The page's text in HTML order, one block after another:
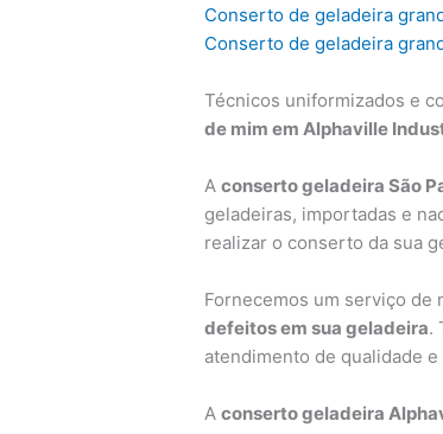
Conserto de geladeira
Conserto de geladeira
Técnicos uniformizados e
de mim em Alphaville
Aconserto geladeira São
geladeiras, importadas e
realizar o conserto da sua
Fornecemos um serviço de
defeitos em sua geladeira.
atendimento de qualidade
Aconserto geladeira